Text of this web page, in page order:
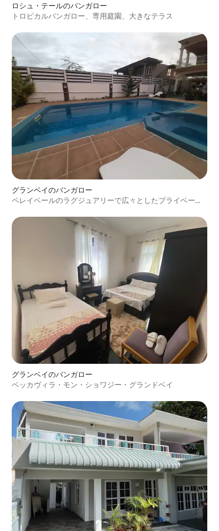
ロシュ・テールのバンガロー
トロピカルバンガロー、専用庭園、大きなテラス
グランベイのバンガロー
ペレイベールのラグジュアリーで広々としたプライベート
グランベイのバンガロー
ベッカヴィラ・モン・ショワジー・グランドベイ